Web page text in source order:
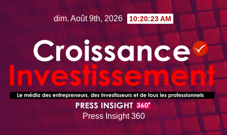
dim. Août 9th, 2026 10:20:24 AM
Press Insight 360